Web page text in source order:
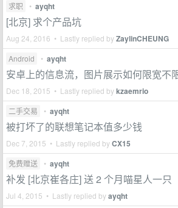
求职 • ayqht
[北京] 求个产品坑
Aug 24, 2016 • Lastly replied byZaylinCHEUNG
Android • ayqht
安卓上的信息流，图片展示如何限宽不
Dec 18, 2015 • Lastly replied bykzaemrio
二手交易 • ayqht
被打坏了的联想笔记本值多少钱
Dec 7, 2015 • Lastly replied byCX15
免费赠送 • ayqht
补发 [北京崔各庄] 送 2 个月喵星人一只
Jul 4, 2015 • Lastly replied byayqht